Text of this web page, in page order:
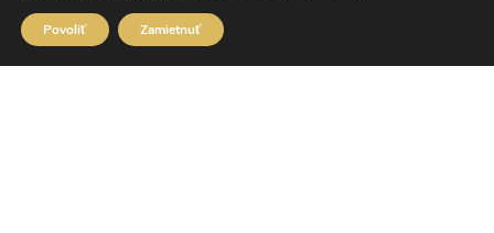
Povoliť Zamietnuť